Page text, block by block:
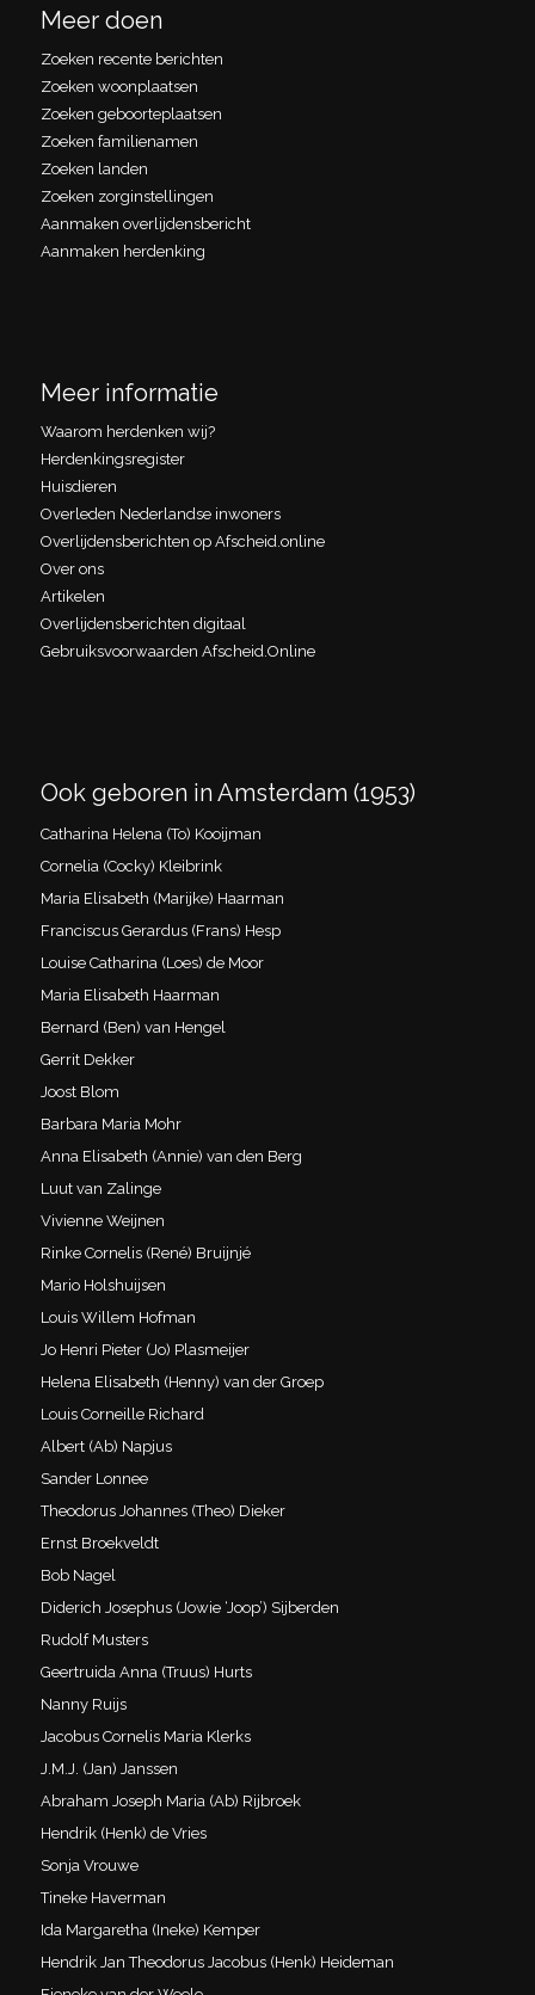
Meer doen
Zoeken recente berichten
Zoeken woonplaatsen
Zoeken geboorteplaatsen
Zoeken familienamen
Zoeken landen
Zoeken zorginstellingen
Aanmaken overlijdensbericht
Aanmaken herdenking
Meer informatie
Waarom herdenken wij?
Herdenkingsregister
Huisdieren
Overleden Nederlandse inwoners
Overlijdensberichten op Afscheid.online
Over ons
Artikelen
Overlijdensberichten digitaal
Gebruiksvoorwaarden Afscheid.Online
Ook geboren in Amsterdam (1953)
Catharina Helena (To) Kooijman
Cornelia (Cocky) Kleibrink
Maria Elisabeth (Marijke) Haarman
Franciscus Gerardus (Frans) Hesp
Louise Catharina (Loes) de Moor
Maria Elisabeth Haarman
Bernard (Ben) van Hengel
Gerrit Dekker
Joost Blom
Barbara Maria Mohr
Anna Elisabeth (Annie) van den Berg
Luut van Zalinge
Vivienne Weijnen
Rinke Cornelis (René) Bruijnjé
Mario Holshuijsen
Louis Willem Hofman
Jo Henri Pieter (Jo) Plasmeijer
Helena Elisabeth (Henny) van der Groep
Louis Corneille Richard
Albert (Ab) Napjus
Sander Lonnee
Theodorus Johannes (Theo) Dieker
Ernst Broekveldt
Bob Nagel
Diderich Josephus (Jowie ‘Joop’) Sijberden
Rudolf Musters
Geertruida Anna (Truus) Hurts
Nanny Ruijs
Jacobus Cornelis Maria Klerks
J.M.J. (Jan) Janssen
Abraham Joseph Maria (Ab) Rijbroek
Hendrik (Henk) de Vries
Sonja Vrouwe
Tineke Haverman
Ida Margaretha (Ineke) Kemper
Hendrik Jan Theodorus Jacobus (Henk) Heideman